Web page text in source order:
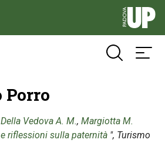
Porro
Della Vedova A. M., Margiotta M.
riflessioni sulla paternità ", Turismo